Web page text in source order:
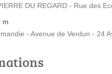
DU REGARD - Rue des
m
- Avenue de Verdun - 24